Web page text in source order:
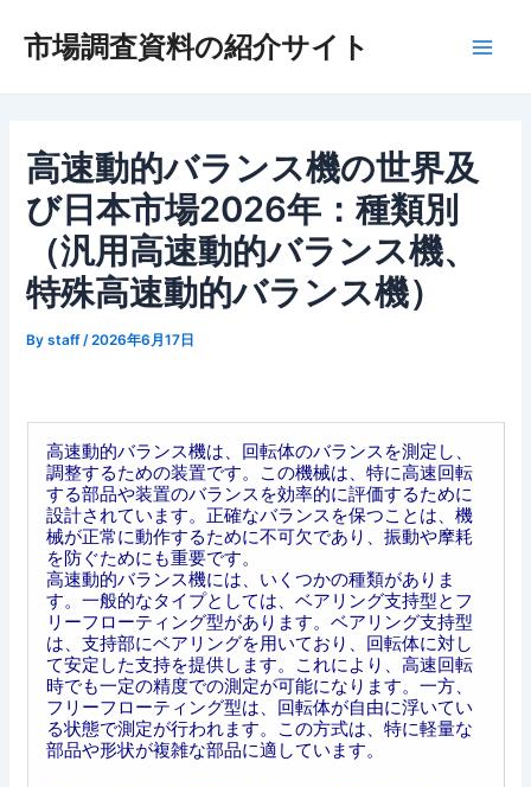
市場調査資料の紹介サイト
高速動的バランス機の世界及
び日本市場2026年：種類別
（汎用高速動的バランス機、
特殊高速動的バランス機）
Bystaff /2026年6月17日
高速動的バランス機は、回転体のバランスを測定し、
調整するための装置です。この機械は、特に高速回転
する部品や装置のバランスを効率的に評価するために
設計されています。正確なバランスを保つことは、機
械が正常に動作するために不可欠であり、振動や摩耗
を防ぐためにも重要です。
高速動的バランス機には、いくつかの種類がありま
す。一般的なタイプとしては、ベアリング支持型とフ
リーフローティング型があります。ベアリング支持型
は、支持部にベアリングを用いており、回転体に対し
て安定した支持を提供します。これにより、高速回転
時でも一定の精度での測定が可能になります。一方、
フリーフローティング型は、回転体が自由に浮いてい
る状態で測定が行われます。この方式は、特に軽量な
部品や形状が複雑な部品に適しています。